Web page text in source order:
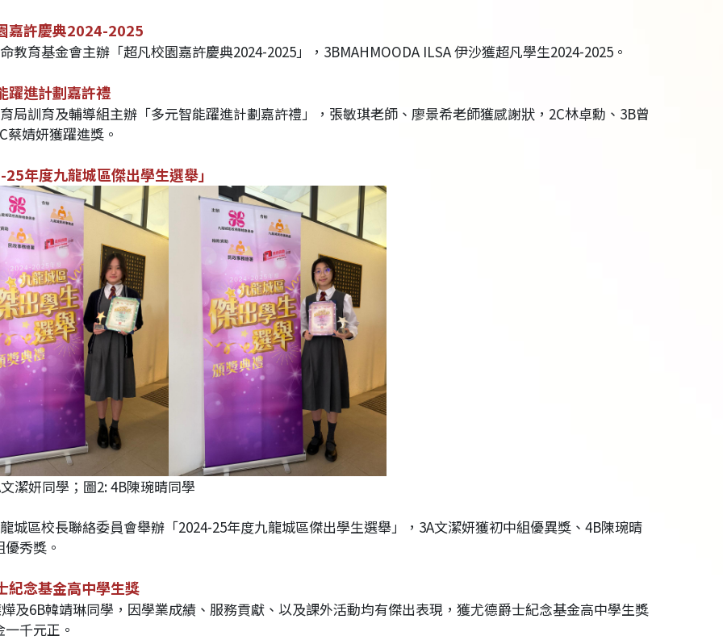
嘉許慶典2024-2025
教育基金會主辦「超凡校園嘉許慶典2024-2025」，3BMAHMOODA ILSA 伊沙獲超凡學生2024-2025。
躍進計劃嘉許禮
局訓育及輔導組主辦「多元智能躍進計劃嘉許禮」，張敏琪老師、廖景希老師獲感謝狀，2C林卓勳、3B曾
蔡婧妍獲躍進獎。
年度九龍城區傑出學生選舉」
潔妍同學；圖2: 4B陳琬晴同學
城區校長聯絡委員會舉辦「2024-25年度九龍城區傑出學生選舉」，3A文潔妍獲初中組優異獎、4B陳琬晴
秀獎。
紀念基金高中學生獎
及6B韓靖琳同學，因學業成績、服務貢獻、以及課外活動均有傑出表現，獲尤德爵士紀念基金高中學生獎
千元正。